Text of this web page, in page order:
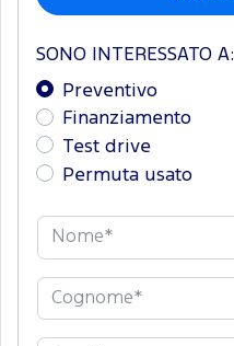
SONO INTERESSATO A:
Preventivo
Finanziamento
Test drive
Permuta usato